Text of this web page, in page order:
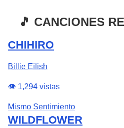
🎵 CANCIONES
CHIHIRO
Billie Eilish
👁️ 1,294 vistas
Mismo Sentimiento
WILDFLOWER